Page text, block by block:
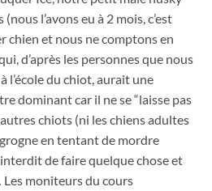
(nous l’avons eu à 2 mois, c’est
chien et nous ne comptons en
d’après les personnes que nous
l’école du chiot, aurait une
dominant car il ne se “laisse pas
chiots (ni les chiens adultes
en tentant de mordre
de faire quelque chose et
Les moniteurs du cours